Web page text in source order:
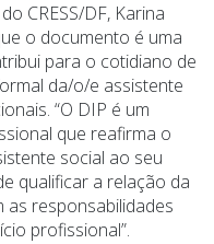
CRESS/DF, Karina
o documento é uma
para o cotidiano de
da/o/e assistente
“O DIP é um
que reafirma o
social ao seu
qualificar a relação da
as responsabilidades
profissional”.